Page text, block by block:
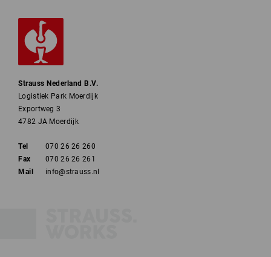
Strauss Nederland B.V.
Logistiek Park Moerdijk
Exportweg 3
4782 JA Moerdijk
Tel
070 26 26 260
Fax
070 26 26 261
Mail
info@strauss.nl